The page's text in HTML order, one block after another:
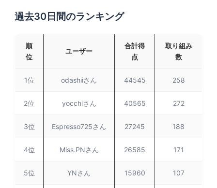
過去30日間のランキング
順
位
ユーザー
合計得
点
取り組み
数
1位 odashiiさん 44545 258
2位 yocchiさん 40565 272
3位 Espresso725さん 27245 188
4位 Miss.PNさん 26585 171
5位 YNさん 15960 107